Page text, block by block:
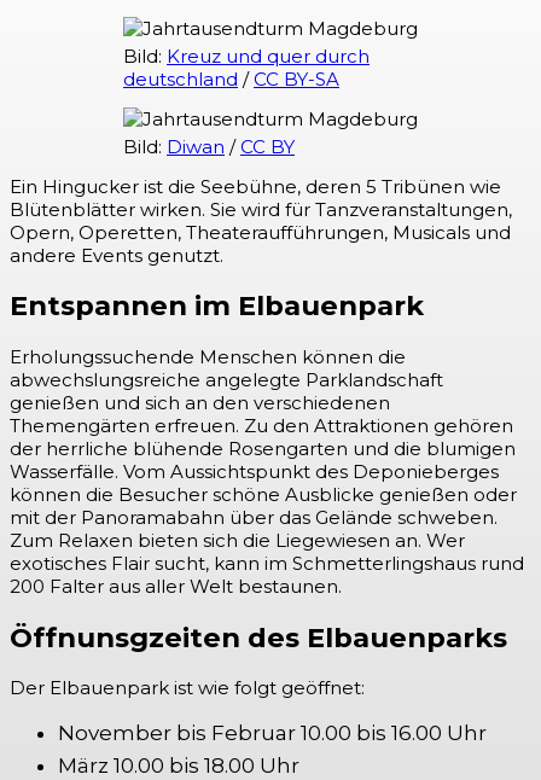
Bild: Kreuz und quer durch
deutschland /CC BY-SA
Bild: Diwan /CC BY
Ein Hingucker ist die Seebühne, deren 5 Tribünen wie
Blütenblätter wirken. Sie wird für Tanzveranstaltungen,
Opern, Operetten, Theateraufführungen, Musicals und
andere Events genutzt.
Entspannen im Elbauenpark
Erholungssuchende Menschen können die
abwechslungsreiche angelegte Parklandschaft
genießen und sich an den verschiedenen
Themengärten erfreuen. Zu den Attraktionen gehören
der herrliche blühende Rosengarten und die blumigen
Wasserfälle. Vom Aussichtspunkt des Deponieberges
können die Besucher schöne Ausblicke genießen oder
mit der Panoramabahn über das Gelände schweben.
Zum Relaxen bieten sich die Liegewiesen an. Wer
exotisches Flair sucht, kann im Schmetterlingshaus rund
200 Falter aus aller Welt bestaunen.
Öffnunsgzeiten des Elbauenparks
Der Elbauenpark ist wie folgt geöffnet:
November bis Februar 10.00 bis 16.00 Uhr
März 10.00 bis 18.00 Uhr